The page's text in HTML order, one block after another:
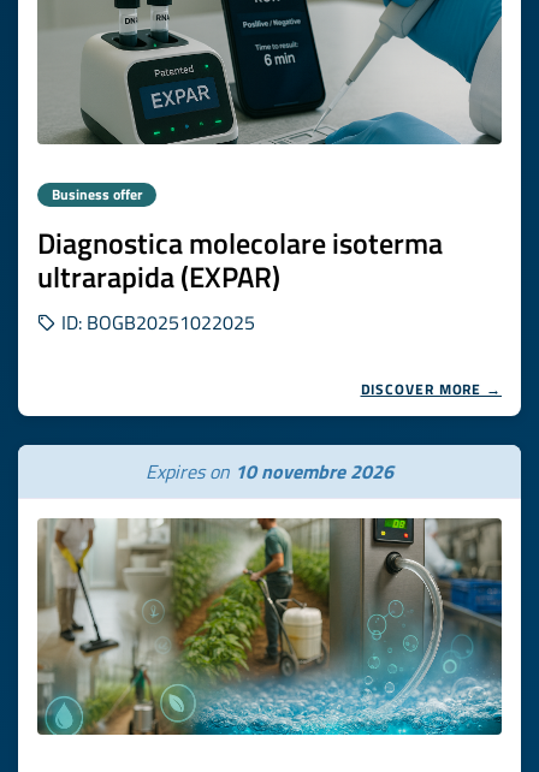
Business offer
Diagnostica molecolare isoterma
ultrarapida (EXPAR)
ID: BOGB20251022025
DISCOVER MORE →
Expires on 10 novembre 2026